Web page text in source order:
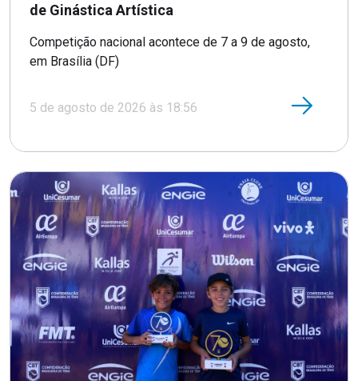
de Ginástica Artística
Competição nacional acontece de 7 a 9 de agosto,
em Brasília (DF)
5 de agosto de 2026 às 18:56